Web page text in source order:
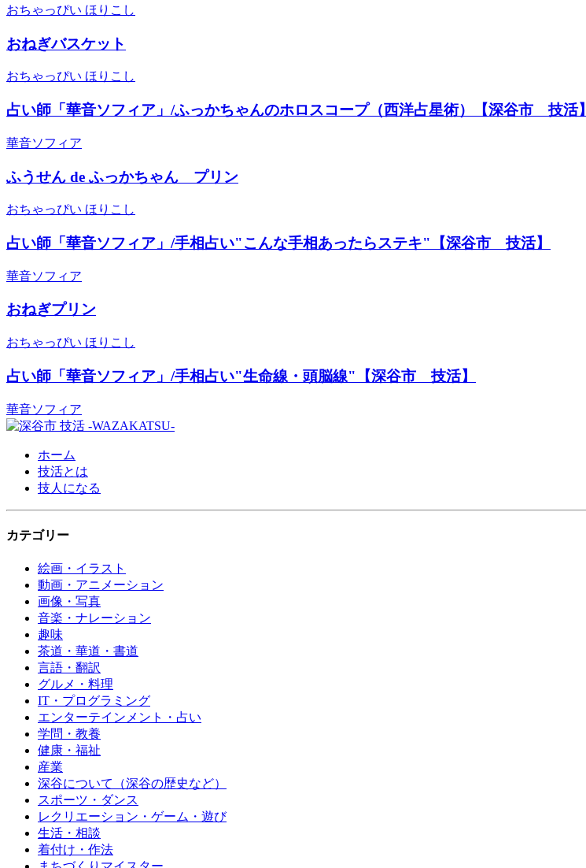
おちゃっぴい ほりこし
おねぎバスケット
おちゃっぴい ほりこし
占い師「華音ソフィア」/ふっかちゃんのホロスコープ（西洋占星術）【深谷市 技活】
華音ソフィア
ふうせん de ふっかちゃん プリン
おちゃっぴい ほりこし
占い師「華音ソフィア」/手相占い"こんな手相あったらステキ"【深谷市 技活】
華音ソフィア
おねぎプリン
おちゃっぴい ほりこし
占い師「華音ソフィア」/手相占い"生命線・頭脳線"【深谷市 技活】
華音ソフィア
ホーム
技活とは
技人になる
カテゴリー
絵画・イラスト
動画・アニメーション
画像・写真
音楽・ナレーション
趣味
茶道・華道・書道
言語・翻訳
グルメ・料理
IT・プログラミング
エンターテインメント・占い
学問・教養
健康・福祉
産業
深谷について（深谷の歴史など）
スポーツ・ダンス
レクリエーション・ゲーム・遊び
生活・相談
着付け・作法